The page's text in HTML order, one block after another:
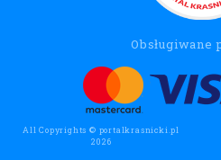
Obsługiwane
All Copyrights © portalkrasnicki.pl
2026